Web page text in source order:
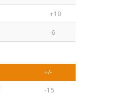
+10
-6
+/-
-15